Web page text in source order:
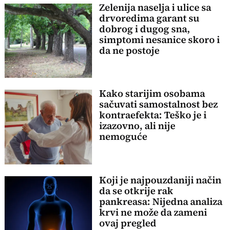
Zelenija naselja i ulice sa
drvoredima garant su
dobrog i dugog sna,
simptomi nesanice skoro i
da ne postoje
Kako starijim osobama
sačuvati samostalnost bez
kontraefekta: Teško je i
izazovno, ali nije
nemoguće
Koji je najpouzdaniji način
da se otkrije rak
pankreasa: Nijedna analiza
krvi ne može da zameni
ovaj pregled